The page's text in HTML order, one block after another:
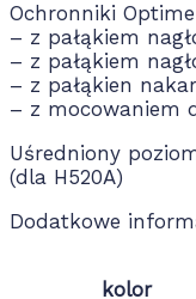
Ochronniki
– z pałąkiem
– z pałąkiem
– z pałąkien
– z mocowaniem
Uśredniony
(dla H520A)
Dodatkowe
kolor